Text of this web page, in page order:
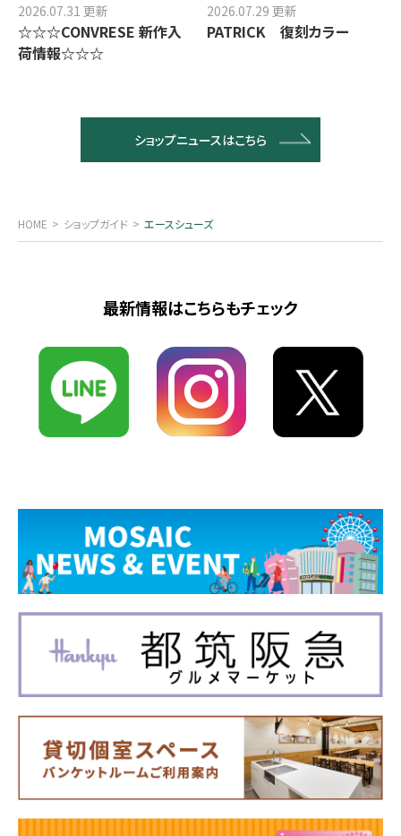
2026.07.31 更新
☆☆☆CONVRESE 新作入
荷情報☆☆☆
2026.07.29 更新
PATRICK 復刻カラー
ショップニュースはこちら
HOME ショップガイド エースシューズ
最新情報はこちらもチェック